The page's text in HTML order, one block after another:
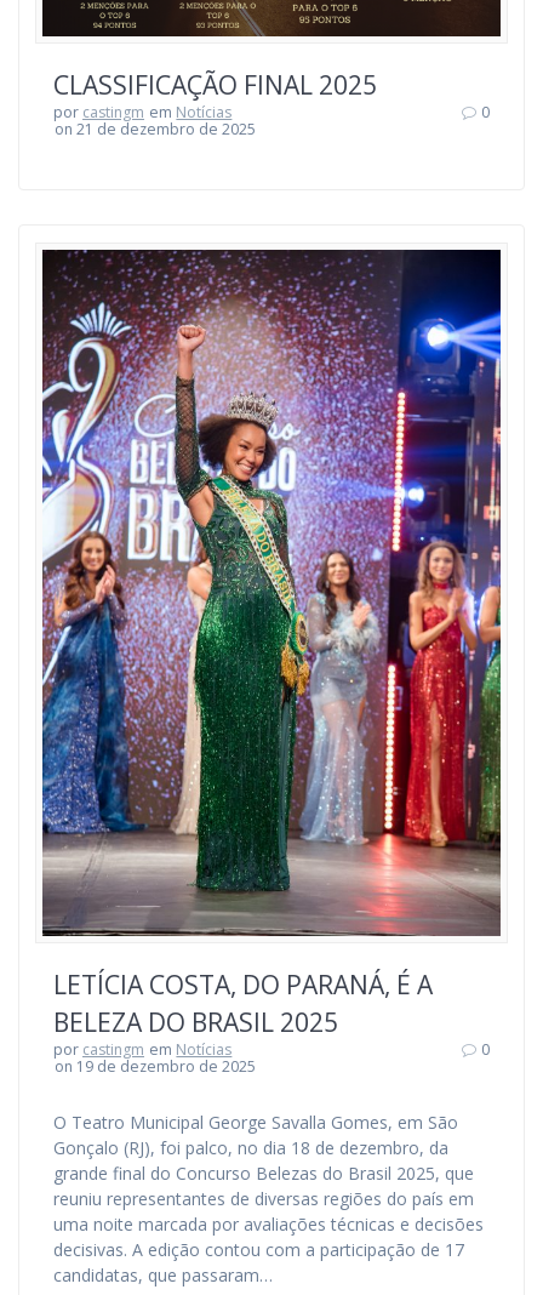
CLASSIFICAÇÃO FINAL 2025
por castingm em Notícias
on 21 de dezembro de 2025
0
LETÍCIA COSTA, DO PARANÁ, É A
BELEZA DO BRASIL 2025
por castingm em Notícias
on 19 de dezembro de 2025
0
O Teatro Municipal George Savalla Gomes, em São
Gonçalo (RJ), foi palco, no dia 18 de dezembro, da
grande final do Concurso Belezas do Brasil 2025, que
reuniu representantes de diversas regiões do país em
uma noite marcada por avaliações técnicas e decisões
decisivas. A edição contou com a participação de 17
candidatas, que passaram…